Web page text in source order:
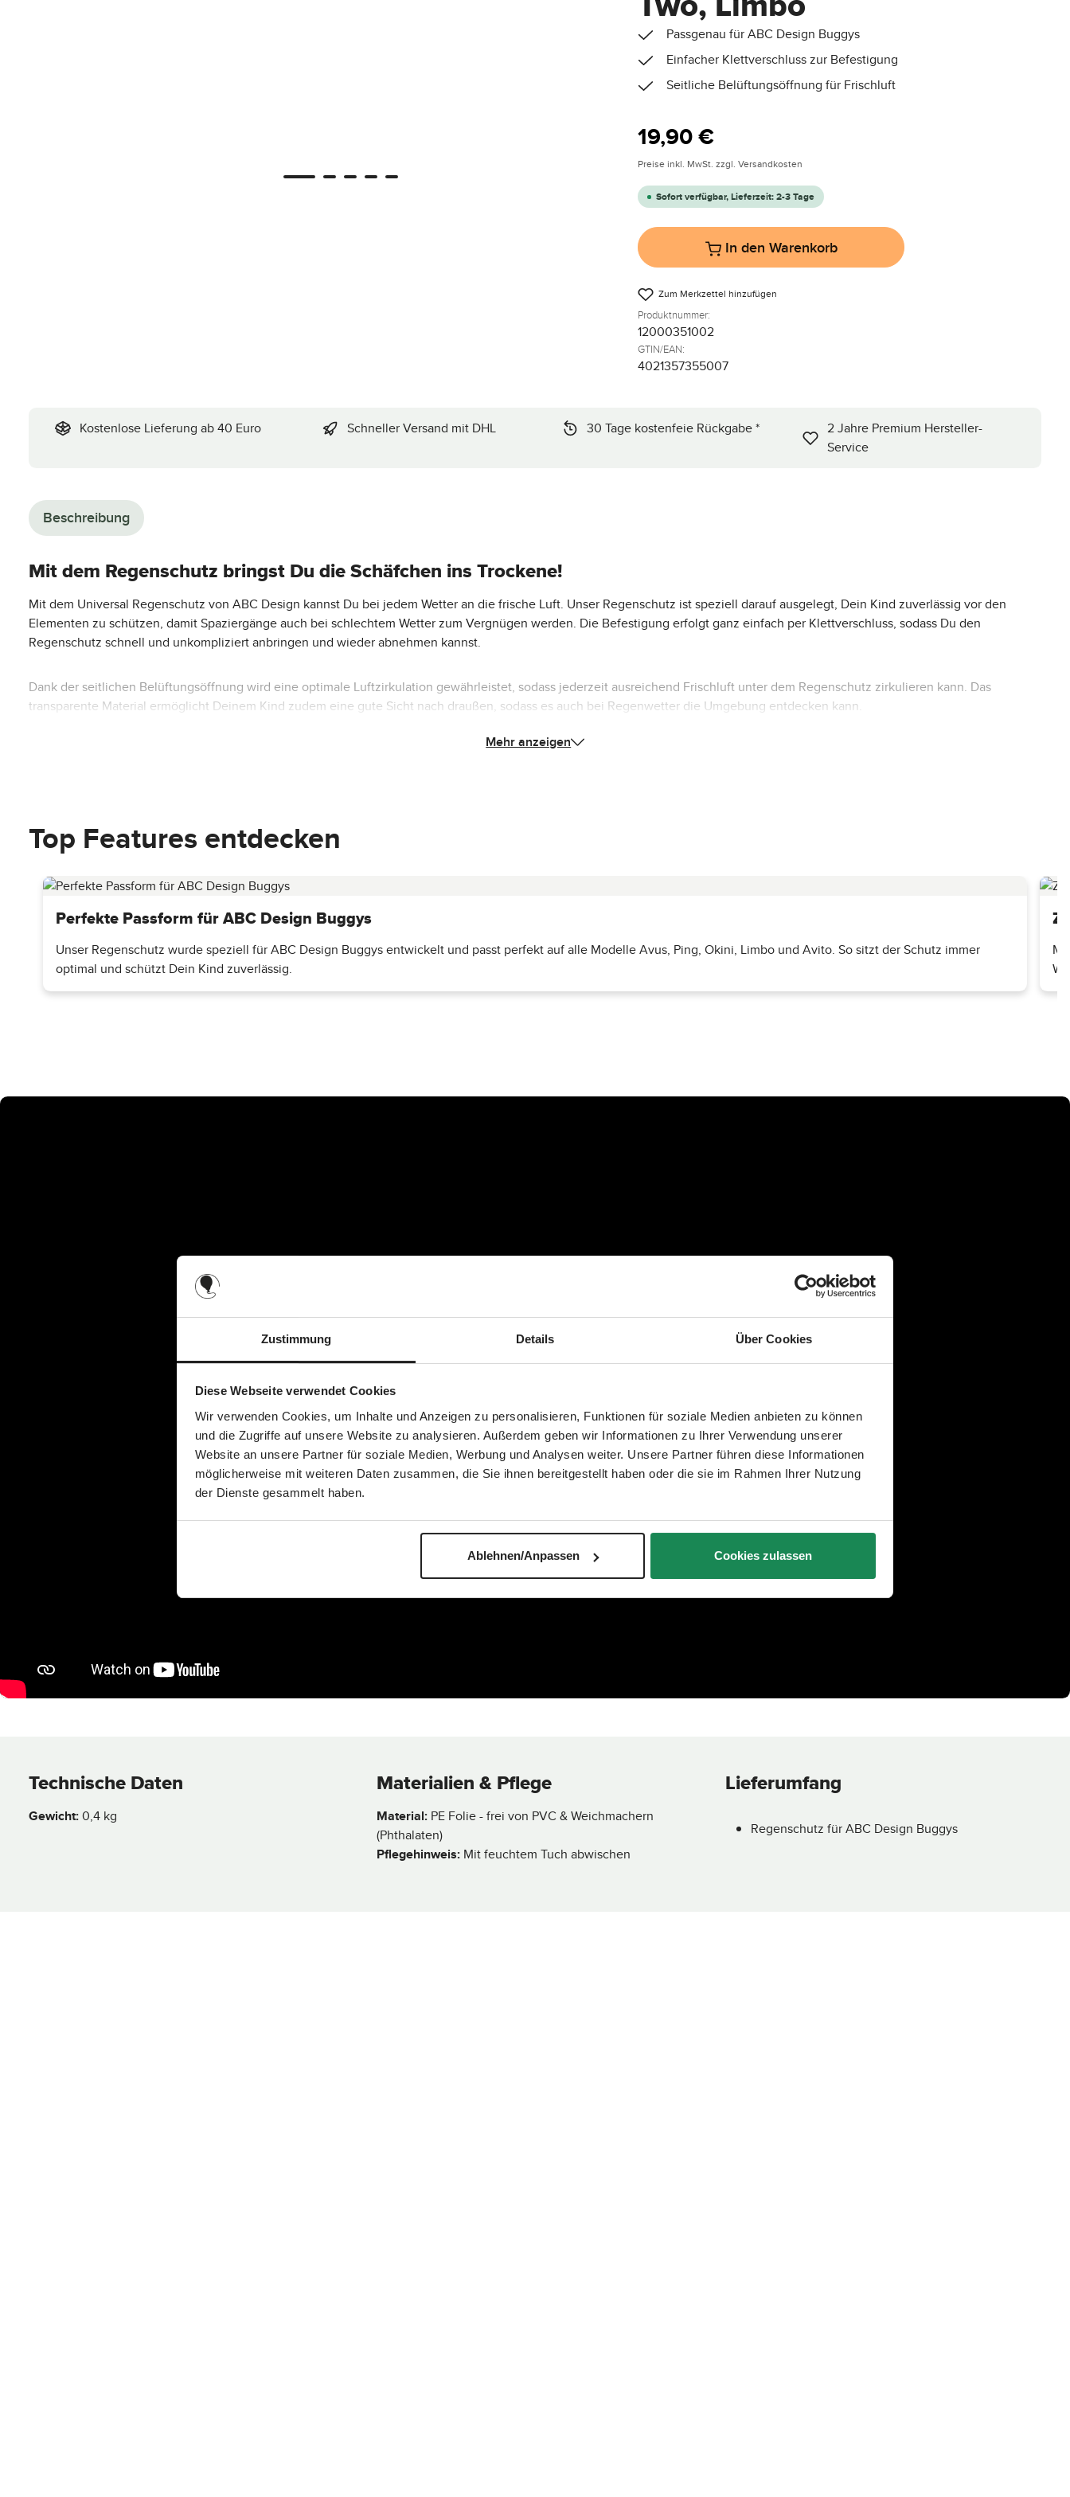
Zustimmung Details Über Cookies
Diese Webseite verwendet Cookies
Wir verwenden Cookies, um Inhalte und Anzeigen zu personalisieren, Funktionen für soziale Medien anbieten zu können
und die Zugriffe auf unsere Website zu analysieren. Außerdem geben wir Informationen zu Ihrer Verwendung unserer
Website an unsere Partner für soziale Medien, Werbung und Analysen weiter. Unsere Partner führen diese Informationen
möglicherweise mit weiteren Daten zusammen, die Sie ihnen bereitgestellt haben oder die sie im Rahmen Ihrer Nutzung
der Dienste gesammelt haben.
Ablehnen/Anpassen Cookies zulassen
Passgenau für ABC Design Buggys
Einfacher Klettverschluss zur Befestigung
Seitliche Belüftungsöffnung für Frischluft
Regulärer Preis:
19,90 €
Preise inkl. MwSt. zzgl. Versandkosten
Sofort verfügbar, Lieferzeit: 2-3 Tage
In den Warenkorb
Zum Merkzettel hinzufügen
Produktnummer:
12000351002
GTIN/EAN:
4021357355007
Kostenlose Lieferung ab 40 Euro Schneller Versand mit DHL 30 Tage kostenfeie Rückgabe *
2 Jahre Premium Hersteller-
Service
Beschreibung
Mit dem Regenschutz bringst Du die Schäfchen ins Trockene!
Mit dem Universal Regenschutz von ABC Design kannst Du bei jedem Wetter an die frische Luft. Unser Regenschutz ist speziell darauf ausgelegt, Dein Kind zuverlässig vor den
Elementen zu schützen, damit Spaziergänge auch bei schlechtem Wetter zum Vergnügen werden. Die Befestigung erfolgt ganz einfach per Klettverschluss, sodass Du den
Regenschutz schnell und unkompliziert anbringen und wieder abnehmen kannst.
Dank der seitlichen Belüftungsöffnung wird eine optimale Luftzirkulation gewährleistet, sodass jederzeit ausreichend Frischluft unter dem Regenschutz zirkulieren kann. Das
transparente Material ermöglicht Deinem Kind zudem eine gute Sicht nach draußen, sodass es auch bei Regenwetter die Umgebung entdecken kann.
Avus Air
Avus 2 Air
Okini
Ping
Ping Two
Ping 2
Ping 2 Trekking
Mehr anzeigen
Top Features entdecken
Perfekte Passform für ABC Design Buggys
Unser Regenschutz wurde speziell für ABC Design Buggys entwickelt und passt perfekt auf alle Modelle Avus, Ping, Okini, Limbo und Avito. So sitzt der Schutz immer
optimal und schützt Dein Kind zuverlässig.
Technische Daten
Gewicht:0,4 kg
Materialien & Pflege
Material: PE Folie - frei von PVC & Weichmachern
(Phthalaten)
Pflegehinweis: Mit feuchtem Tuch abwischen
Lieferumfang
Regenschutz für ABC Design Buggys